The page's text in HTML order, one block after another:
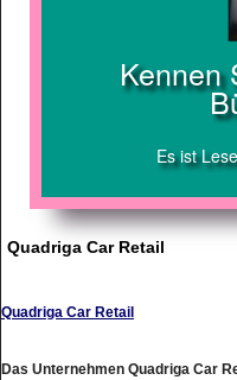
Kennen
Es ist
Quadriga Car Retail
Quadriga Car Retail
Das Unternehmen Quadriga Car